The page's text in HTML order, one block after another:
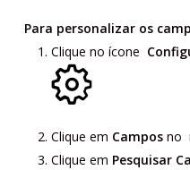
Para personalizar os
Clique no ícone
Clique em Camposno
Clique em Pesquisar